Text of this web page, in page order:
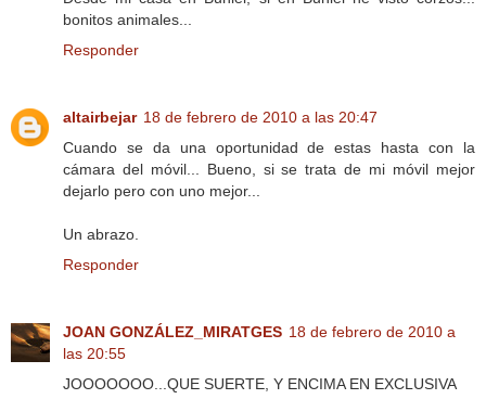
bonitos animales...
Responder
altairbejar 18 de febrero de 2010 a las 20:47
Cuando se da una oportunidad de estas hasta con la
cámara del móvil... Bueno, si se trata de mi móvil mejor
dejarlo pero con uno mejor...
Un abrazo.
Responder
JOAN GONZÁLEZ_MIRATGES 18 de febrero de 2010 a
las 20:55
JOOOOOOO...QUE SUERTE, Y ENCIMA EN EXCLUSIVA